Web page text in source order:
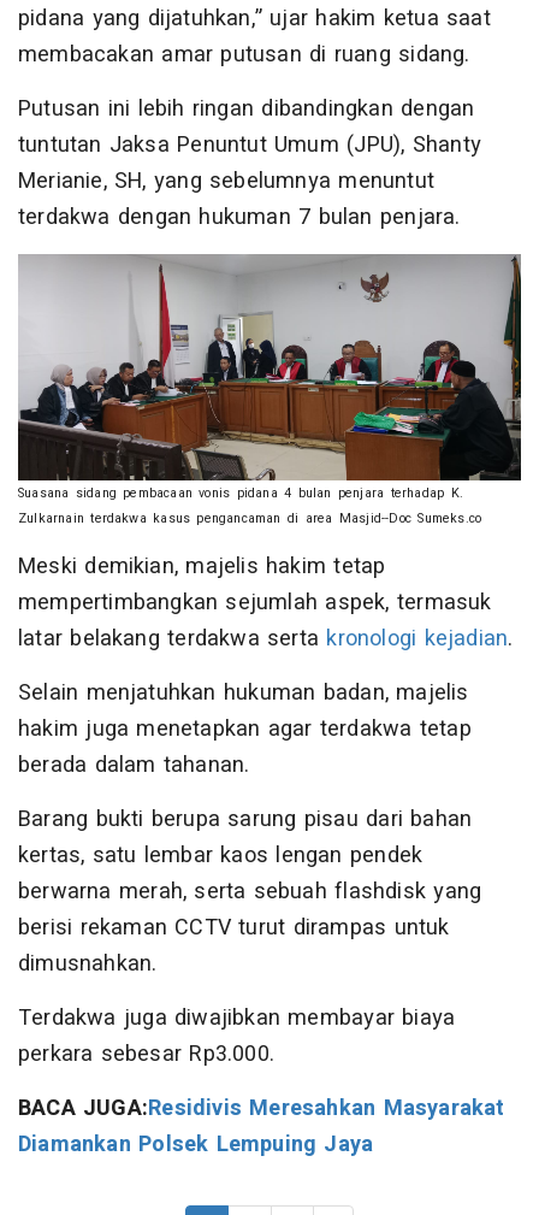
pidana yang dijatuhkan,” ujar hakim ketua saat
membacakan amar putusan di ruang sidang.
Putusan ini lebih ringan dibandingkan dengan
tuntutan Jaksa Penuntut Umum (JPU), Shanty
Merianie, SH, yang sebelumnya menuntut
terdakwa dengan hukuman 7 bulan penjara.
Suasana sidang pembacaan vonis pidana 4 bulan penjara terhadap K.
Zulkarnain terdakwa kasus pengancaman di area Masjid--Doc Sumeks.co
Meski demikian, majelis hakim tetap
mempertimbangkan sejumlah aspek, termasuk
latar belakang terdakwa serta kronologi kejadian.
Selain menjatuhkan hukuman badan, majelis
hakim juga menetapkan agar terdakwa tetap
berada dalam tahanan.
Barang bukti berupa sarung pisau dari bahan
kertas, satu lembar kaos lengan pendek
berwarna merah, serta sebuah flashdisk yang
berisi rekaman CCTV turut dirampas untuk
dimusnahkan.
Terdakwa juga diwajibkan membayar biaya
perkara sebesar Rp3.000.
BACA JUGA:Residivis Meresahkan Masyarakat
Diamankan Polsek Lempuing Jaya